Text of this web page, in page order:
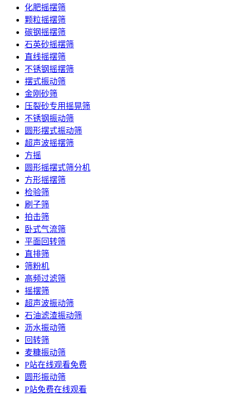
化肥摇摆筛
颗粒摇摆筛
碳钢摇摆筛
石英砂摇摆筛
直线摇摆筛
不锈钢摇摆筛
摆式振动筛
金刚砂筛
压裂砂专用摇晃筛
不锈钢振动筛
圆形摆式振动筛
超声波摇摆筛
方摇
圆形摇摆式筛分机
方形摇摆筛
检验筛
刷子筛
拍击筛
卧式气流筛
平面回转筛
直排筛
筛粉机
高频过滤筛
摇摆筛
超声波振动筛
石油滤渣振动筛
沥水振动筛
回转筛
麦糠振动筛
P站在线观看免费
圆形振动筛
P站免费在线观看